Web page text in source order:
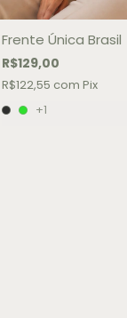
Frente Única Brasil
R$129,00
R$122,55 com Pix
+1